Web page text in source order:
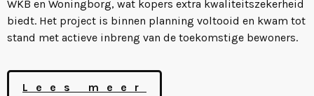
WKB en Woningborg, wat kopers extra kwaliteitszekerheid
biedt. Het project is binnen planning voltooid en kwam tot
stand met actieve inbreng van de toekomstige bewoners.
Lees meer